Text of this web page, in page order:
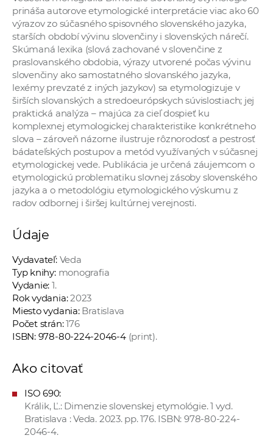
a
c
o
n
í
k
c
S
A
V
prináša autorove etymologické interpretácie viac ako 60
výrazov zo súčasného spisovného slovenského jazyka,
starších období vývinu slovenčiny i slovenských nárečí.
Skúmaná lexika (slová zachované v slovenčine z
praslovanského obdobia, výrazy utvorené počas vývinu
slovenčiny ako samostatného slovanského jazyka,
lexémy prevzaté z iných jazykov) sa etymologizuje v
širších slovanských a stredoeurópskych súvislostiach; jej
praktická analýza – majúca za cieľ dospieť ku
komplexnej etymologickej charakteristike konkrétneho
slova – zároveň názorne ilustruje rôznorodosť a pestrosť
bádateľských postupov a metód využívaných v súčasnej
etymologickej vede. Publikácia je určená záujemcom o
etymologickú problematiku slovnej zásoby slovenského
jazyka a o metodológiu etymologického výskumu z
radov odbornej i širšej kultúrnej verejnosti.
Údaje
Vydavateľ: Veda
Typ knihy:monografia
Vydanie: 1.
Rok vydania:2023
Miesto vydania:Bratislava
Počet strán:176
ISBN: 978-80-224-2046-4(print).
Ako citovať
ISO 690:
Králik, Ľ.: Dimenzie slovenskej etymológie. 1 vyd.
Bratislava : Veda. 2023. pp. 176. ISBN: 978-80-224-
2046-4.